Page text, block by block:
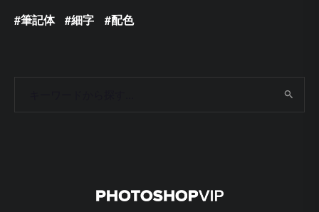
筆記体
細字 配色